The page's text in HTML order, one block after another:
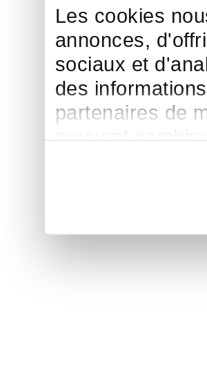
Les cookies
annonces,
sociaux et
des
partenaires de